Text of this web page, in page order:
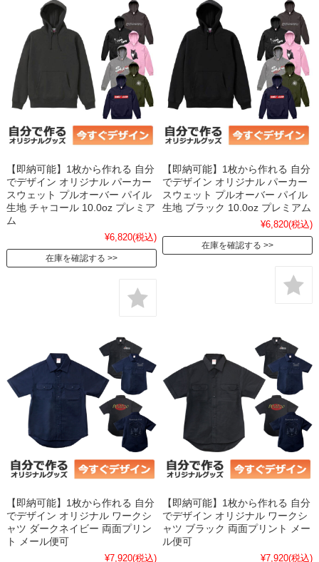
【即納可能】1枚から作れる 自分
でデザイン オリジナル パーカー
スウェット プルオーバー パイル
生地 チャコール 10.0oz プレミア
ム
¥6,820(税込)
在庫を確認する
【即納可能】1枚から作れる 自分
でデザイン オリジナル パーカー
スウェット プルオーバー パイル
生地 ブラック 10.0oz プレミアム
¥6,820(税込)
在庫を確認する
【即納可能】1枚から作れる 自分
でデザイン オリジナル ワークシ
ャツ ダークネイビー 両面プリン
ト メール便可
¥7,920(税込)
【即納可能】1枚から作れる 自分
でデザイン オリジナル ワークシ
ャツ ブラック 両面プリント メー
ル便可
¥7,920(税込)